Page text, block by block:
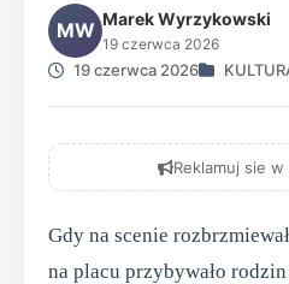
MW Marek Wyrzykowski
19 czerwca 2026
19 czerwca 2026
Reklamuj sie
Gdy na scenie
na placu przybywało